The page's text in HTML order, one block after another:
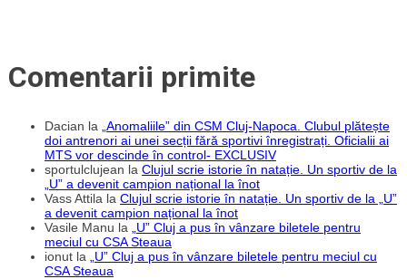
Comentarii primite
Dacian la
„Anomaliile” din CSM Cluj-Napoca. Clubul plătește
doi antrenori ai unei secții fără sportivi înregistrați. Oficialii ai
MTS vor descinde în control- EXCLUSIV
sportulclujean la Clujul scrie istorie în natație. Un sportiv de la
„U” a devenit campion național la înot
Vass Attila la Clujul scrie istorie în natație. Un sportiv de la „U”
a devenit campion național la înot
Vasile Manu la
„U” Cluj a pus în vânzare biletele pentru
meciul cu CSA Steaua
ionut la
„U” Cluj a pus în vânzare biletele pentru meciul cu
CSA Steaua